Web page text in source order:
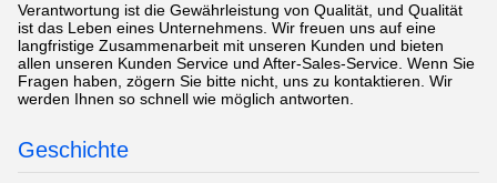
Verantwortung ist die Gewährleistung von Qualität, und Qualität
ist das Leben eines Unternehmens. Wir freuen uns auf eine
langfristige Zusammenarbeit mit unseren Kunden und bieten
allen unseren Kunden Service und After-Sales-Service. Wenn Sie
Fragen haben, zögern Sie bitte nicht, uns zu kontaktieren. Wir
werden Ihnen so schnell wie möglich antworten.
Geschichte